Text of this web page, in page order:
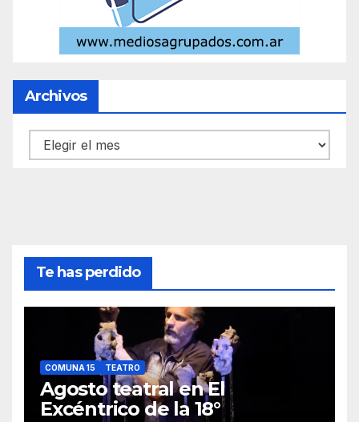
Archivos
Archivos
Te has perdido
COMUNA 15 TEATRO
Agosto teatral en El
Excéntrico de la 18°